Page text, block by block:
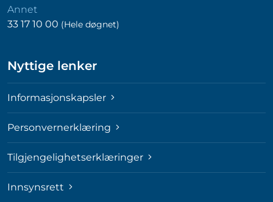
Annet
33 17 10 00 (Hele døgnet)
Nyttige lenker
Informasjonskapsler
Personvernerklæring
Tilgjengelighetserklæringer
Innsynsrett